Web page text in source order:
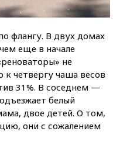
флангу. В двух домах
еще в начале
не
к четвергу чаша весов
31%. В соседнем —
белый
двое детей. О том,
они с сожалением